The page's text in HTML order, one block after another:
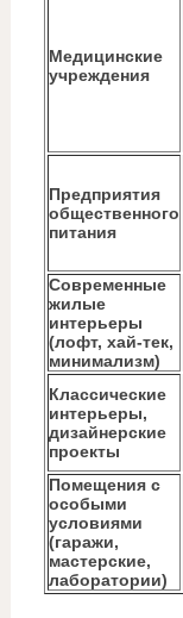
Медицинские
учреждения
Предприятия
общественного
питания
Современные
жилые
интерьеры
(лофт, хай-тек,
минимализм)
Классические
интерьеры,
дизайнерские
проекты
Помещения с
особыми
условиями
(гаражи,
мастерские,
лаборатории)